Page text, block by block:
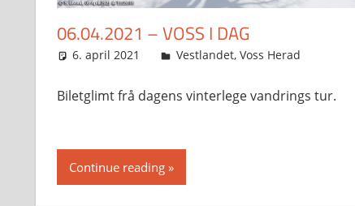
06.04.2021 – VOSS I DAG
6. april 2021 Svein
Vestlandet, Voss Herad
Biletglimt frå dagens vinterlege vandrings tur.
Continue reading